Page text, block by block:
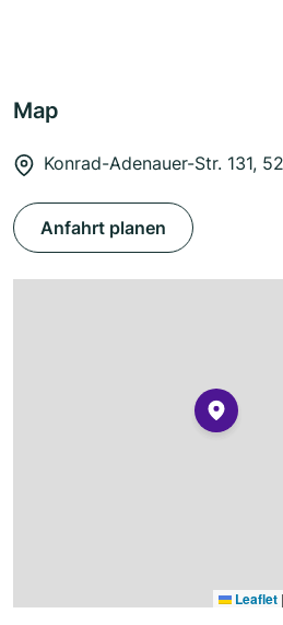
Map
Konrad-Adenauer-Str. 131,
Anfahrt planen
Leaflet |